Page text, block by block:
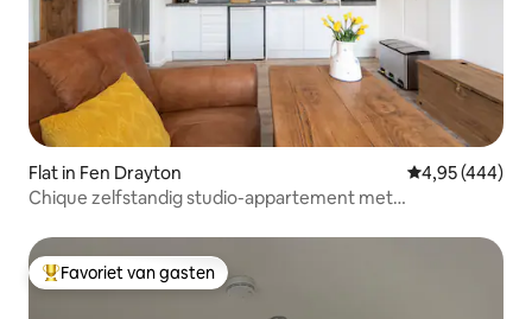
Flat in Fen Drayton Gemiddelde
4,95 (444)
Chique zelfstandig studio-appartement met
Topfavoriet van gasten
Favoriet van gasten